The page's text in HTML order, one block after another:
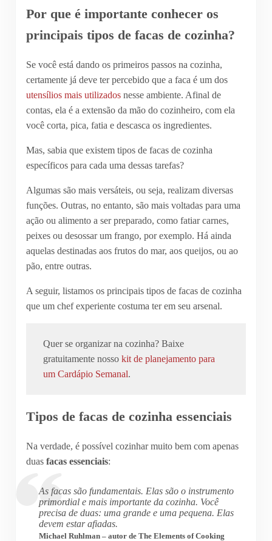
Por que é importante conhecer os
principais tipos de facas de cozinha?
Se você está dando os primeiros passos na cozinha,
certamente já deve ter percebido que a faca é um dos
utensílios mais utilizadosnesse ambiente. Afinal de
contas, ela é a extensão da mão do cozinheiro, com ela
você corta, pica, fatia e descasca os ingredientes.
Mas, sabia que existem tipos de facas de cozinha
específicos para cada uma dessas tarefas?
Algumas são mais versáteis, ou seja, realizam diversas
funções. Outras, no entanto, são mais voltadas para uma
ação ou alimento a ser preparado, como fatiar carnes,
peixes ou desossar um frango, por exemplo. Há ainda
aquelas destinadas aos frutos do mar, aos queijos, ou ao
pão, entre outras.
A seguir, listamos os principais tipos de facas de cozinha
que um chef experiente costuma ter em seu arsenal.
Quer se organizar na cozinha? Baixe
gratuitamente nossokit de planejamento para
um Cardápio Semanal.
Tipos de facas de cozinha essenciais
Na verdade, é possível cozinhar muito bem com apenas
duas facas essenciais:
As facas são fundamentais. Elas são o instrumento
primordial e mais importante da cozinha. Você
precisa de duas: uma grande e uma pequena. Elas
devem estar afiadas.
Michael Ruhlman – autor de The Elements of Cooking